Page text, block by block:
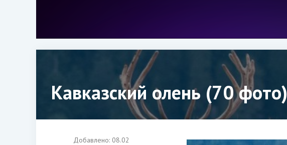
Кавказский олень (70 фото)
Добавлено: 08.02